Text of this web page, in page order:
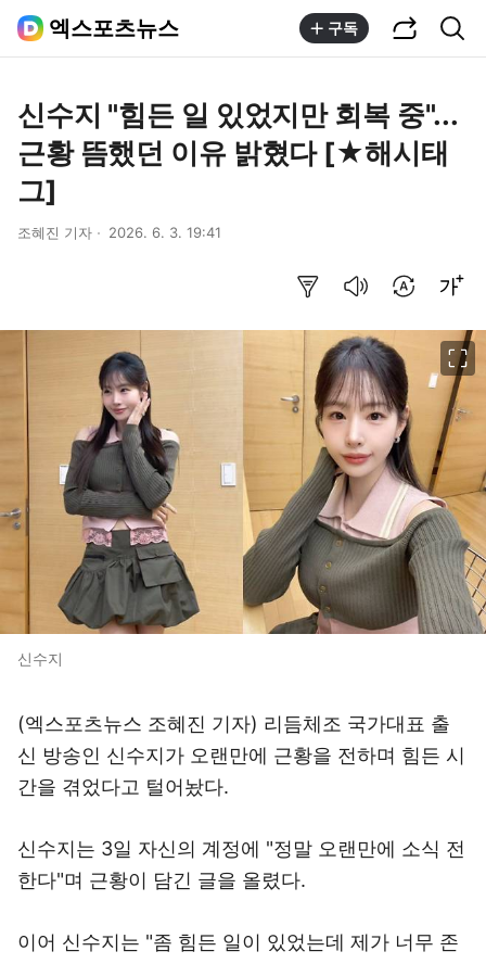
엑스포츠뉴스 구독
신수지 "힘든 일 있었지만 회복 중"...
근황 뜸했던 이유 밝혔다 [★해시태
그]
조혜진 기자 2026. 6. 3. 19:41
신수지
(엑스포츠뉴스 조혜진 기자) 리듬체조 국가대표 출
신 방송인 신수지가 오랜만에 근황을 전하며 힘든 시
간을 겪었다고 털어놨다.
신수지는 3일 자신의 계정에 "정말 오랜만에 소식 전
한다"며 근황이 담긴 글을 올렸다.
이어 신수지는 "좀 힘든 일이 있었는데 제가 너무 존